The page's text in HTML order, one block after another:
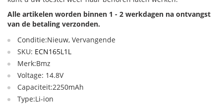
Alle artikelen worden binnen 1 - 2 werkdagen na ontvangst
van de betaling verzonden.
Conditie:Nieuw, Vervangende
SKU: ECN165L1L
Merk:Bmz
Voltage: 14.8V
Capaciteit:2250mAh
Type:Li-ion